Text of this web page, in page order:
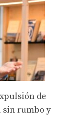
de
sin rumbo y